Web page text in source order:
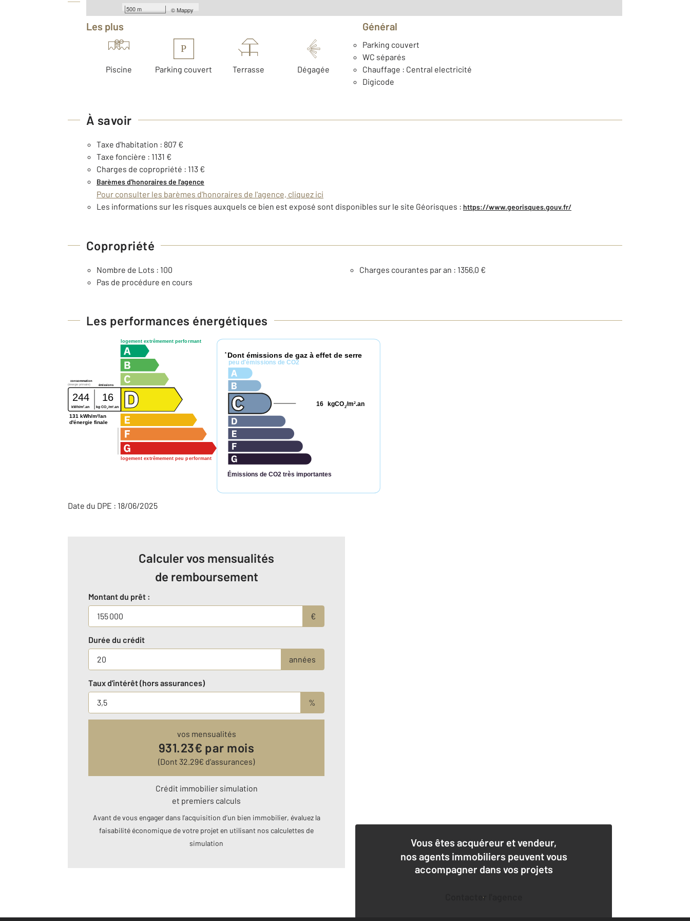
500 m ©Mappy
Les plus
Piscine
P
Parking couvert Terrasse Dégagée
Général
Parking couvert
WC séparés
Chauffage : Central electricité
Digicode
À savoir
Taxe d'habitation : 807 €
Taxe foncière : 1131 €
Charges de copropriété : 113 €
Barèmes d'honoraires de l'agence
Pour consulter les barèmes d'honoraires de l'agence, cliquez ici
Les informations sur les risques auxquels ce bien est exposé sont disponibles sur le site Géorisques : https://www.georisques.gouv.fr/
Copropriété
Nombre de Lots : 100
Charges courantes par an : 1356,0 €
Pas de procédure en cours
Les performances énergétiques
logement extrêmement performant
logement extrêmement peu performant
consommation
émissions
(énergie primaire)
244 16
kWh/m2 .an kg CO2 /m2 .an
131 kWh/m²/an
d'énergie finale
* Dont émissions de gaz à effet de serre
peu d'émissions de CO2
Émissions de CO2 très importantes
kgCO2/m2.an
16
Date du DPE : 18/06/2025
Calculer vos mensualités
de remboursement
Montant du prêt :
€
Durée du crédit
années
Taux d'intérêt (hors assurances)
%
vos mensualités
931.23€ par mois
(Dont 32.29€ d’assurances)
Crédit immobilier simulation
et premiers calculs
Avant de vous engager dans l’acquisition d’un bien immobilier, évaluez la
faisabilité économique de votre projet en utilisant nos calculettes de
simulation
Vous êtes acquéreur et vendeur,
nos agents immobiliers peuvent vous
accompagner dans vos projets
Contacter l'agence